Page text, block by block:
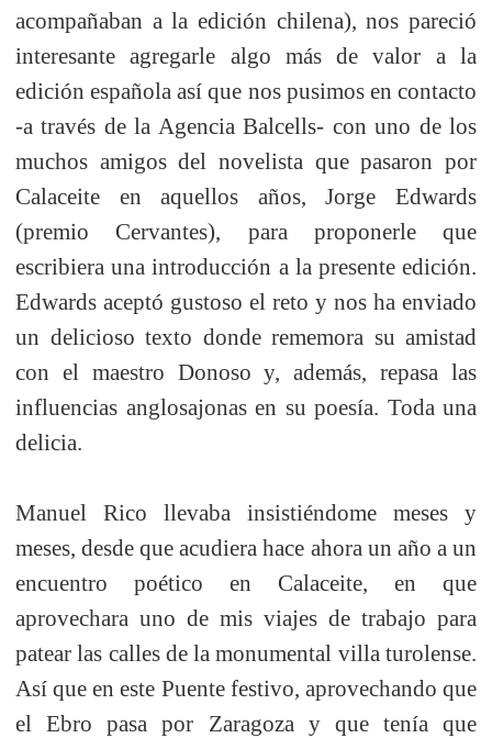
acompañaban a la edición chilena), nos pareció
interesante agregarle algo más de valor a la
edición española así que nos pusimos en contacto
-a través de la Agencia Balcells- con uno de los
muchos amigos del novelista que pasaron por
Calaceite en aquellos años, Jorge Edwards
(premio Cervantes), para proponerle que
escribiera una introducción a la presente edición.
Edwards aceptó gustoso el reto y nos ha enviado
un delicioso texto donde rememora su amistad
con el maestro Donoso y, además, repasa las
influencias anglosajonas en su poesía. Toda una
delicia.
Manuel Rico llevaba insistiéndome meses y
meses, desde que acudiera hace ahora un año a un
encuentro poético en Calaceite, en que
aprovechara uno de mis viajes de trabajo para
patear las calles de la monumental villa turolense.
Así que en este Puente festivo, aprovechando que
el Ebro pasa por Zaragoza y que tenía que